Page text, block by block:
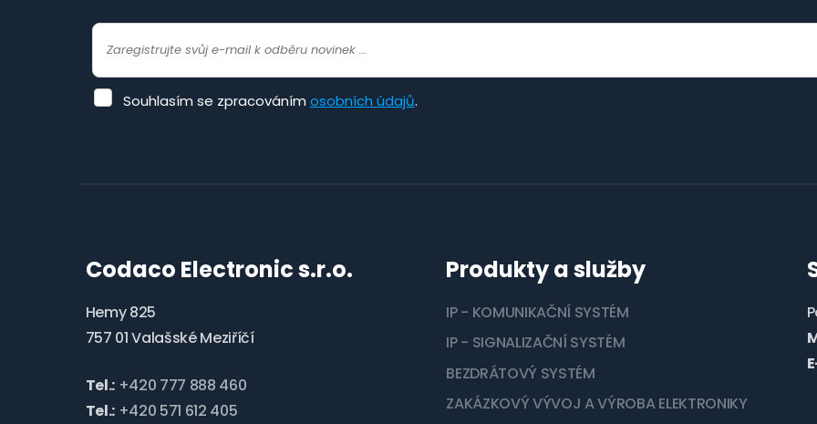
Souhlasím
Souhlasím se zpracováním osobních údajů.
odeslat.
Codaco Electronic s.r.o.
Hemy 825
757 01 Valašské Meziříčí
Tel.: +420 777 888 460
Tel.: +420 571 612 405
Produkty a služby
IP - KOMUNIKAČNÍ SYSTÉM
IP - SIGNALIZAČNÍ SYSTÉM
BEZDRÁTOVÝ SYSTÉM
ZAKÁZKOVÝ VÝVOJ A VÝROBA ELEKTRONIKY